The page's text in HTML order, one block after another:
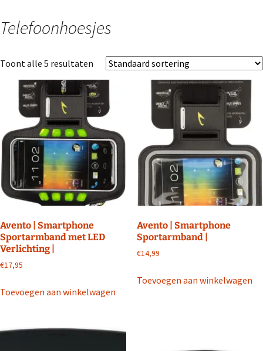
Telefoonhoesjes
Toont alle 5 resultaten
Avento | Smartphone
Sportarmband met LED
Verlichting |
€17,95
Toevoegen aan winkelwagen
Avento | Smartphone
Sportarmband |
€14,99
Toevoegen aan winkelwagen